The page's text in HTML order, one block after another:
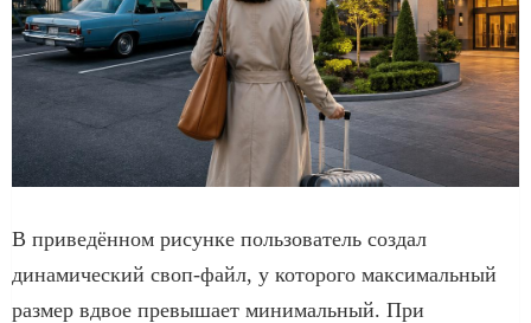
В приведённом рисунке пользователь создал
динамический своп-файл, у которого максимальный
размер вдвое превышает минимальный. При